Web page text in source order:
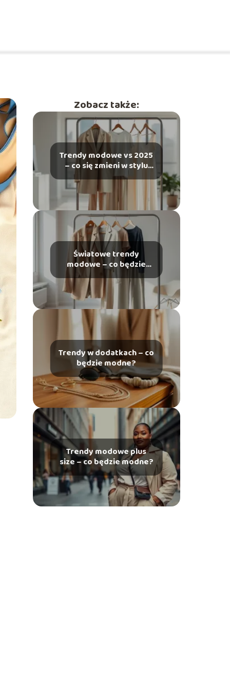
Zobacz także:
Trendy modowe vs 2025
– co się zmieni w stylu
ubierania?
Światowe trendy
modowe – co będzie
modne w najbliższych
latach?
Trendy w dodatkach – co
będzie modne?
Trendy modowe plus
size – co będzie modne?